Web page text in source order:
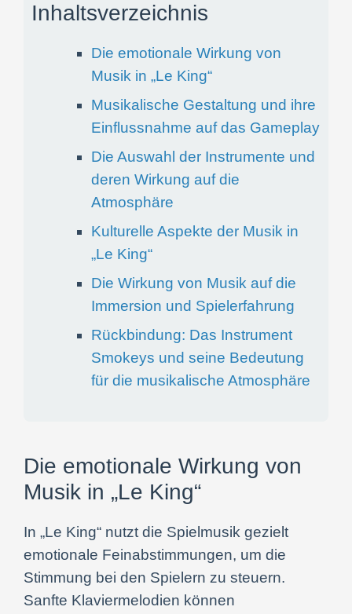
Inhaltsverzeichnis
Die emotionale Wirkung von
Musik in „Le King“
Musikalische Gestaltung und ihre
Einflussnahme auf das Gameplay
Die Auswahl der Instrumente und
deren Wirkung auf die
Atmosphäre
Kulturelle Aspekte der Musik in
„Le King“
Die Wirkung von Musik auf die
Immersion und Spielerfahrung
Rückbindung: Das Instrument
Smokeys und seine Bedeutung
für die musikalische Atmosphäre
Die emotionale Wirkung von
Musik in „Le King“
In „Le King“ nutzt die Spielmusik gezielt
emotionale Feinabstimmungen, um die
Stimmung bei den Spielern zu steuern.
Sanfte Klaviermelodien können